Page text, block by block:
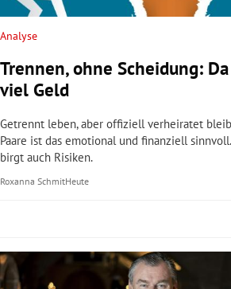
Untermenü
Untermenü
Untermenü
Untermenü
Untermenü
Analyse
Trennen, ohne Scheidung:
viel Geld
Getrennt leben, aber offiziell verheiratet
Paare ist das emotional und finanziell
birgt auch Risiken.
Roxanna SchmitHeute